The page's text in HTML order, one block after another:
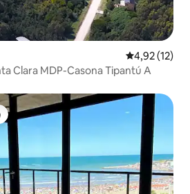
საშუალო
4,92 (12)
Clara MDP-Casona Tipantú A
ვარიანტი